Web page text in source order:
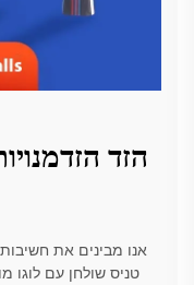
הזד
אנו מבינים את
טניס שולחן עם לוגו